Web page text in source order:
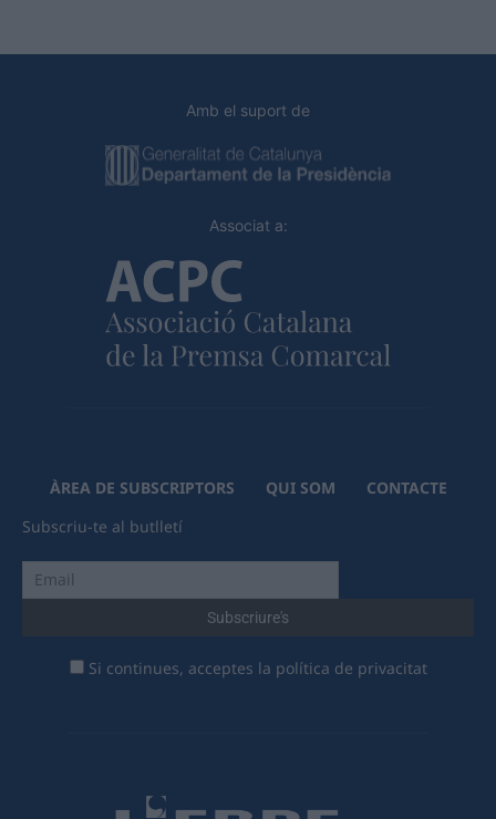
Amb el suport de
Associat a:
ÀREA DE SUBSCRIPTORS QUI SOM
CONTACTE
Subscriu-te al butlletí
Si continues, acceptes la política de privacitat